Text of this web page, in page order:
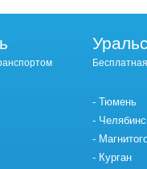
Тюмень
Курган